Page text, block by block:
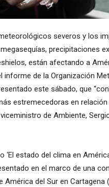
severos y los
precipitaciones
están afectando a
informe de la Organización
este sábado, que
estremecedoras en
de Ambiente,
‘El estado del clima en
en el marco de una
América del Sur en Cartagena